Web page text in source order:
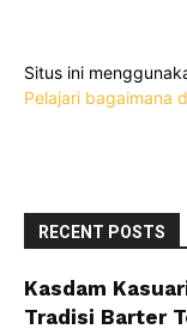
Situs ini
Pelajari bagaimana
RECENT POSTS
Kasdam
Tradisi Barter